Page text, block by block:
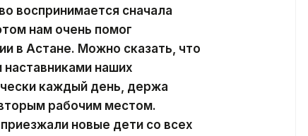
воспринимается сначала
нам очень помог
в Астане. Можно сказать, что
наставниками наших
каждый день, держа
рабочим местом.
новые дети со всех